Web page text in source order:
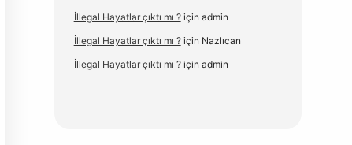
İllegal Hayatlar çıktı mı ?için admin
İllegal Hayatlar çıktı mı ?için Nazlıcan
İllegal Hayatlar çıktı mı ?için admin